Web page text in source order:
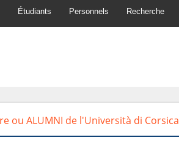
Étudiants Personnels Recherche
ou ALUMNI de l'Università di Corsica